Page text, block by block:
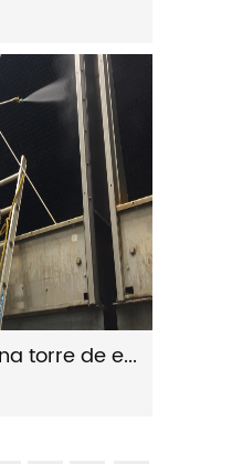
¿Cómo limpiar una torre de enfriamiento?